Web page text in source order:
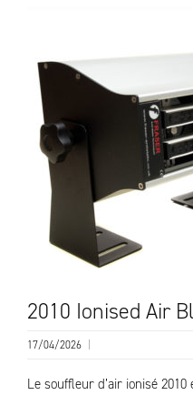
2010 Ionised Air
17/04/2026
Le souffleur d’air ionisé